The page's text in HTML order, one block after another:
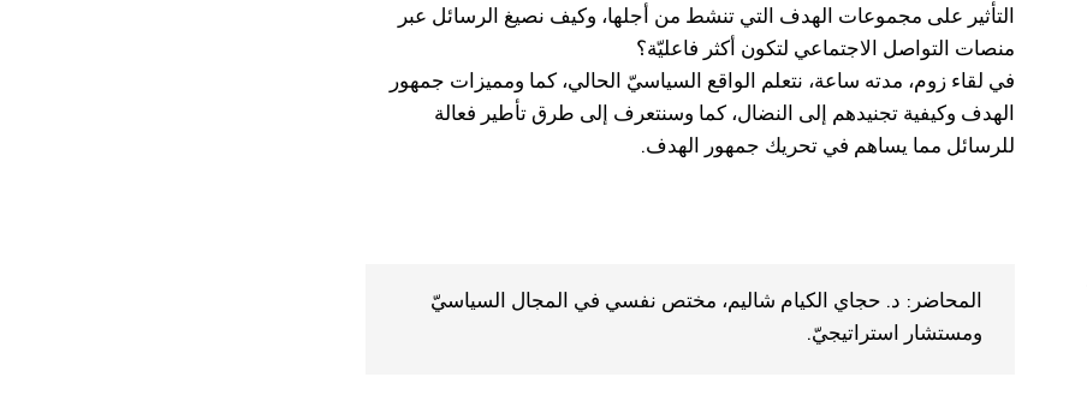
التأثير على مجموعات الهدف التي تنشط من أجلها، وكيف نصيغ الرسائل عبر
منصات التواصل الاجتماعي لتكون أكثر فاعليّة؟
في لقاء زوم، مدته ساعة، نتعلم الواقع السياسيّ الحالي، كما ومميزات جمهور
الهدف وكيفية تجنيدهم إلى النضال، كما وسنتعرف إلى طرق تأطير فعالة
للرسائل مما يساهم في تحريك جمهور الهدف.
المحاضر: د. حجاي الكيام شاليم، مختص نفسي في المجال السياسيّ
ومستشار استراتيجيّ.